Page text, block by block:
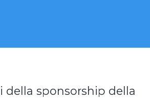
della sponsorship della